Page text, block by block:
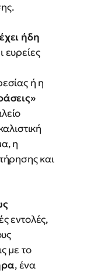
ήδη
ευρείες
ή η
η
και
εντολές,
με το
, ένα